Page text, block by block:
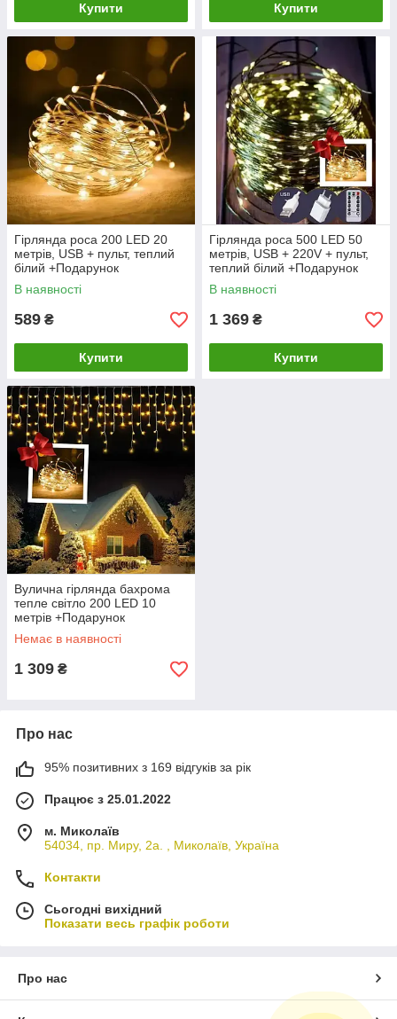
Купити Купити
Гірлянда роса 200 LED 20
метрів, USB + пульт, теплий
білий +Подарунок
В наявності
589 ₴
Купити
Гірлянда роса 500 LED 50
метрів, USB + 220V + пульт,
теплий білий +Подарунок
В наявності
1 369 ₴
Купити
Вулична гірлянда бахрома
тепле світло 200 LED 10
метрів +Подарунок
Немає в наявності
1 309 ₴
Про нас
95% позитивних з 169 відгуків за рік
Працює з 25.01.2022
м. Миколаїв
54034, пр. Миру, 2а. , Миколаїв, Україна
Контакти
Сьогодні вихідний
Показати весь графік роботи
Про нас